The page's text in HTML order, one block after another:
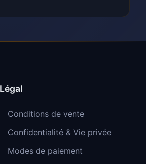
Légal
Conditions de vente
Confidentialité & Vie privée
Modes de paiement